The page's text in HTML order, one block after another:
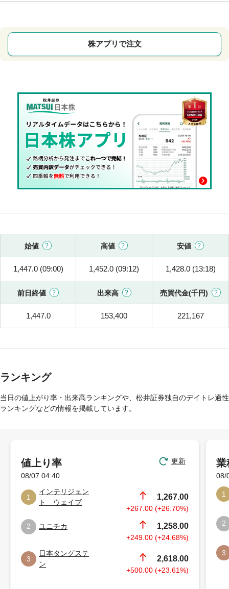
株アプリで注文
始値 高値 安値
1,447.0 (09:00) 1,452.0 (09:12) 1,428.0 (13:18)
前日終値 出来高 売買代金(千円)
1,447.0 153,400 221,167
ランキング
当日の値上がり率・出来高ランキングや、松井証券独自のデイトレ適性
ランキングなどの情報を掲載しています。